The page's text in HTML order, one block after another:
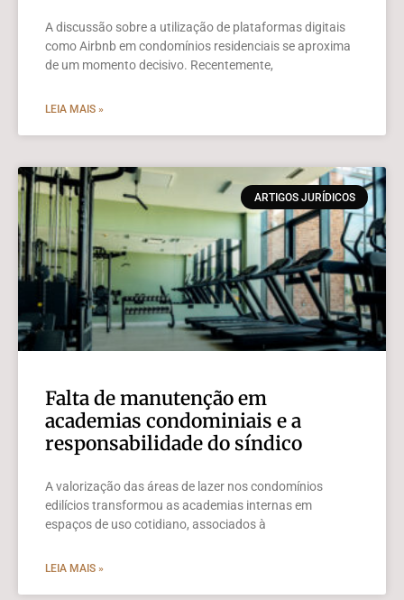
A discussão sobre a utilização de plataformas digitais
como Airbnb em condomínios residenciais se aproxima
de um momento decisivo. Recentemente,
LEIA MAIS »
ARTIGOS JURÍDICOS
Falta de manutenção em
academias condominiais e a
responsabilidade do síndico
A valorização das áreas de lazer nos condomínios
edilícios transformou as academias internas em
espaços de uso cotidiano, associados à
LEIA MAIS »